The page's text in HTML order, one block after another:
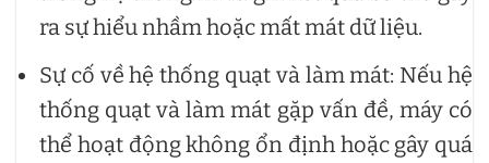
ra sự hiểu nhầm hoặc mất mát dữ liệu.
Sự cố về hệ thống quạt và làm mát: Nếu hệ
thống quạt và làm mát gặp vấn đề, máy có
thể hoạt động không ổn định hoặc gây quá